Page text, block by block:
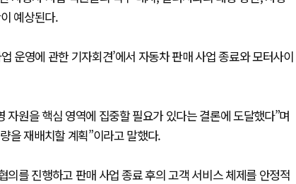
예상된다.
운영에 관한 기자회견’에서 자동차 판매 사업 종료와 모터사이
원을 핵심 영역에 집중할 필요가 있다는 결론에 도달했다”며
을 재배치할 계획”이라고 말했다.
를 진행하고 판매 사업 종료 후의 고객 서비스 체제를 안정적